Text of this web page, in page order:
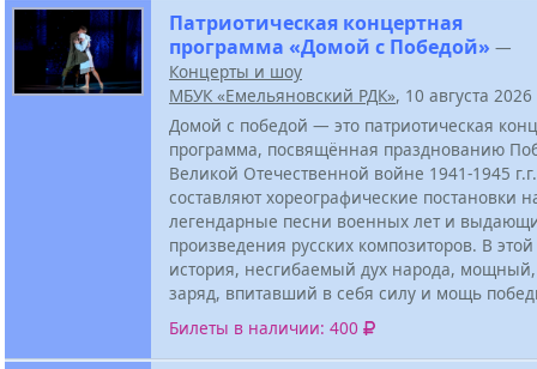
Патриотическая концертная
программа «Домой с Победой» —
Концерты и шоу
МБУК «Емельяновский РДК», 10 августа 2026
Домой с победой — это патриотическая
программа, посвящённая празднованию
Великой Отечественной войне 1941-1945
составляют хореографические постановки
легендарные песни военных лет и
произведения русских композиторов. В
история, несгибаемый дух народа,
заряд, впитавший в себя силу и мощь
Билеты в наличии: 400